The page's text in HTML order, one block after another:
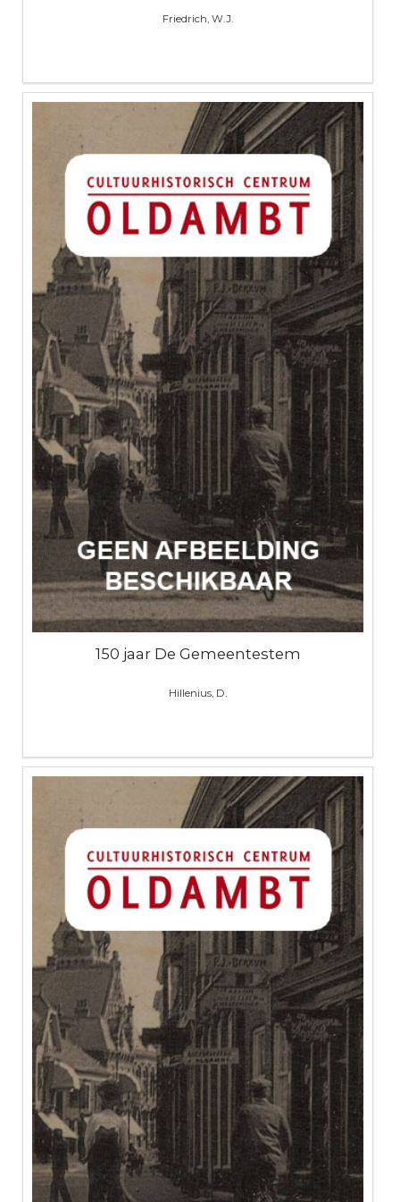
Friedrich, W.J.
150 jaar De Gemeentestem
Hillenius, D.